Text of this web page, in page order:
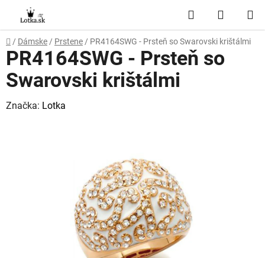
obsah
Hľadať
KOŠÍK
Domov
/ Dámske / Prstene / PR4164SWG - Prsteň so Swarovski krištálmi
PR4164SWG - Prsteň so
Swarovski krištálmi
Značka: Lotka